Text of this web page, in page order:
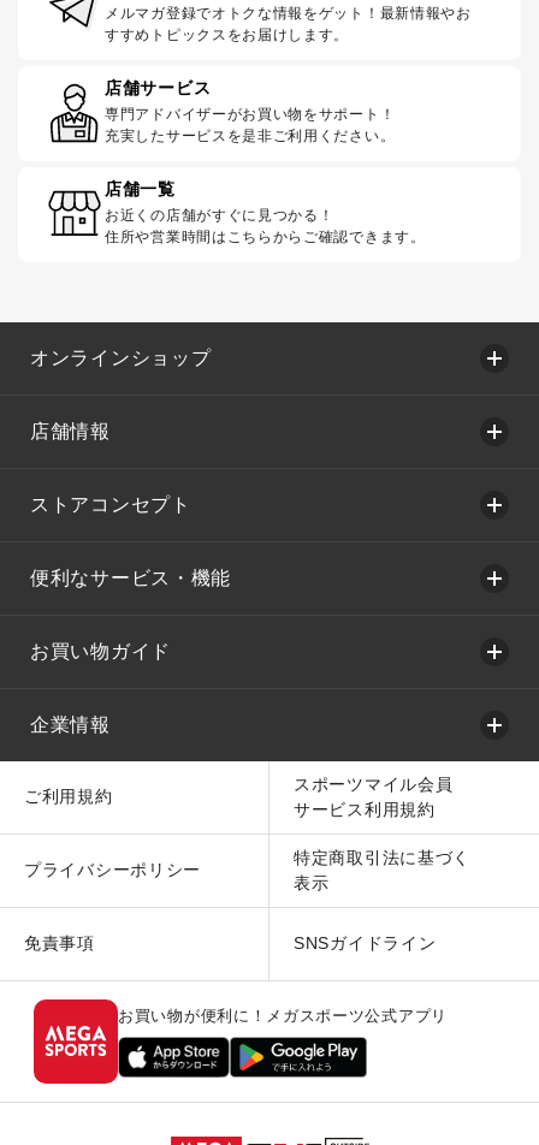
メルマガ登録でオトクな情報をゲット！最新情報やお
すすめトピックスをお届けします。
店舗サービス
専門アドバイザーがお買い物をサポート！
充実したサービスを是非ご利用ください。
店舗一覧
お近くの店舗がすぐに見つかる！
住所や営業時間はこちらからご確認できます。
オンラインショップ
店舗情報
ストアコンセプト
便利なサービス・機能
お買い物ガイド
企業情報
ご利用規約
スポーツマイル会員
サービス利用規約
プライバシーポリシー
特定商取引法に基づく
表示
免責事項 SNSガイドライン
お買い物が便利に！メガスポーツ公式アプリ